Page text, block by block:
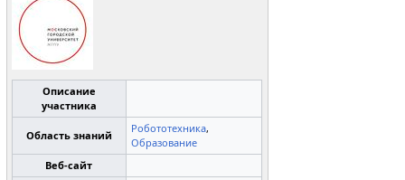
Описание
участника
Область знаний
Робототехника,
Образование
Веб-сайт